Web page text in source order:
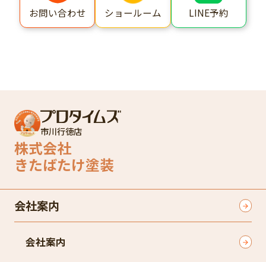
お問い合わせ ショールーム LINE予約
市川行徳店
株式会社
きたばたけ塗装
会社案内
会社案内